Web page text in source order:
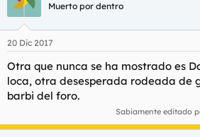
Muerto por dentro
20 Dic 2017
Otra que nunca se ha mostrado es
loca, otra desesperada rodeada de
barbi del foro.
Sabiamente editado